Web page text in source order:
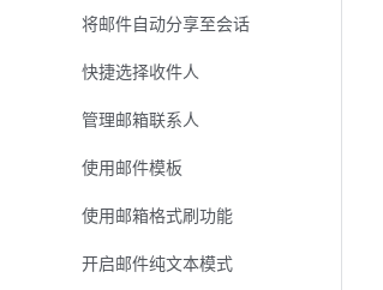
将邮件自动分享至会话
快捷选择收件人
管理邮箱联系人
使用邮件模板
使用邮箱格式刷功能
开启邮件纯文本模式